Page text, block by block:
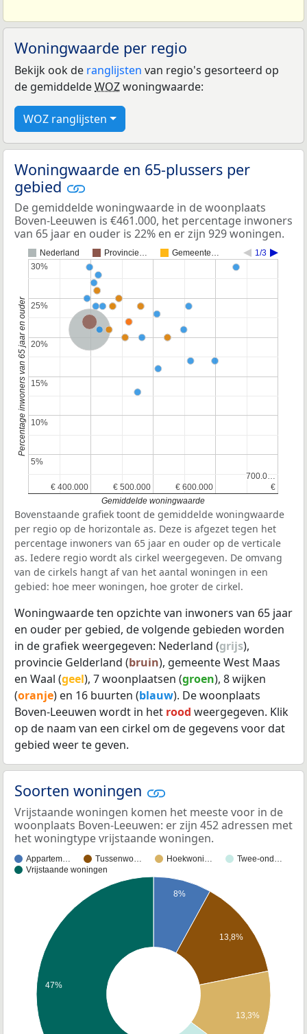
Woningwaarde per regio
Bekijk ook de ranglijsten van regio's gesorteerd op
de gemiddeldeWOZwoningwaarde:
WOZ ranglijsten
Woningwaarde en 65-plussers per
gebied
De gemiddelde woningwaarde in de woonplaats
Boven-Leeuwen is €461.000, het percentage inwoners
van 65 jaar en ouder is 22% en er zijn 929 woningen.
Nederland Provincie… Gemeente… 1/3
Nederland
Provincie Gelderland
€ 400.000
€ 400.000 € 500.000
€ 500.000 € 600.000
€ 600.000 €
€
700.0…
700.0…
5%
5%
10%
10%
15%
15%
20%
20%
25%
25%
30%
30%
Gemiddelde woningwaarde
Percentage inwoners van 65 jaar en ouder
Bovenstaande grafiek toont de gemiddelde woningwaarde
per regio op de horizontale as. Deze is afgezet tegen het
percentage inwoners van 65 jaar en ouder op de verticale
as. Iedere regio wordt als cirkel weergegeven. De omvang
van de cirkels hangt af van het aantal woningen in een
gebied: hoe meer woningen, hoe groter de cirkel.
Woningwaarde ten opzichte van inwoners van 65 jaar
en ouder per gebied, de volgende gebieden worden
in de grafiek weergegeven: Nederland (grijs),
provincie Gelderland (bruin), gemeente West Maas
en Waal (geel), 7 woonplaatsen (groen), 8 wijken
(oranje) en 16 buurten (blauw). De woonplaats
Boven-Leeuwen wordt in het rood weergegeven. Klik
op de naam van een cirkel om de gegevens voor dat
gebied weer te geven.
Soorten woningen
Vrijstaande woningen komen het meeste voor in de
woonplaats Boven-Leeuwen: er zijn 452 adressen met
het woningtype vrijstaande woningen.
Appartem… Tussenwo… Hoekwoni…
Twee-ond…
Vrijstaande woningen
8%
13,8%
13,3%
47%